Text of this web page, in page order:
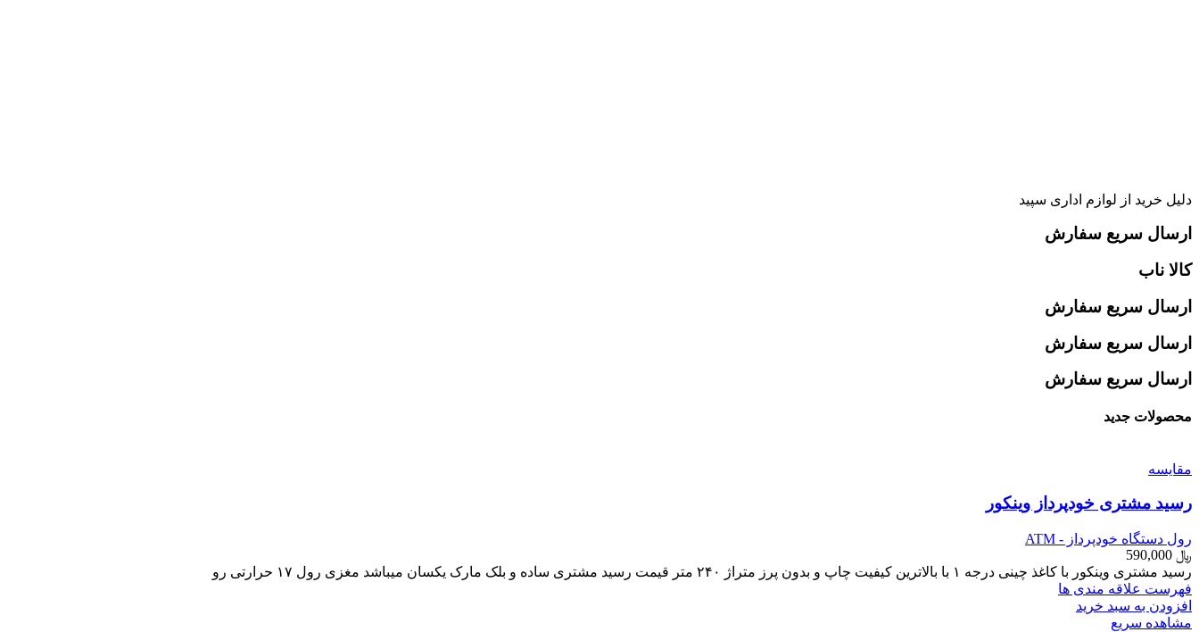
دلیل خرید از لوازم اداری سپید
ارسال سریع سفارش
کالا ناب
ارسال سریع سفارش
ارسال سریع سفارش
ارسال سریع سفارش
محصولات جدید
مقایسه
رسید مشتری خودپرداز وینکور
رول دستگاه خودپرداز - ATM
﷼
رسید مشتری وینکور با کاغذ چینی درجه ۱ با بالاترین کیفیت چاپ و بدون پرز متراژ ۲۴۰ متر قیمت رسید مشتری ساده و بلک مارک یکسان میباشد مغزی رول ۱۷ حرارتی رو
فهرست علاقه مندی ها
افزودن به سبد خرید
مشاهده سریع